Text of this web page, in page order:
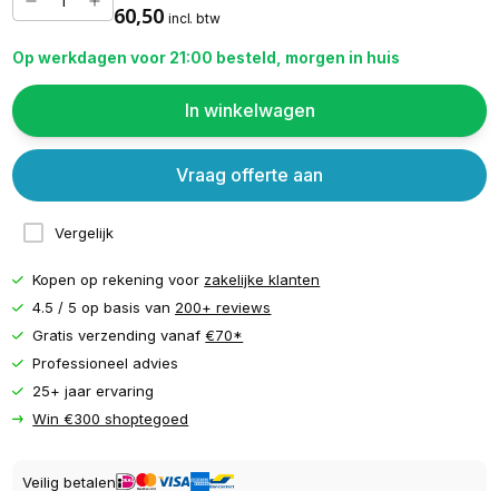
60,50 incl. btw
Op werkdagen voor 21:00 besteld, morgen in huis
In winkelwagen
Vergelijk
Vraag offerte aan
Kopen op rekening voor zakelijke klanten
4.5 / 5 op basis van 200+ reviews
Gratis verzending vanaf€70*
Professioneel advies
25+ jaar ervaring
Win €300 shoptegoed
Veilig betalen